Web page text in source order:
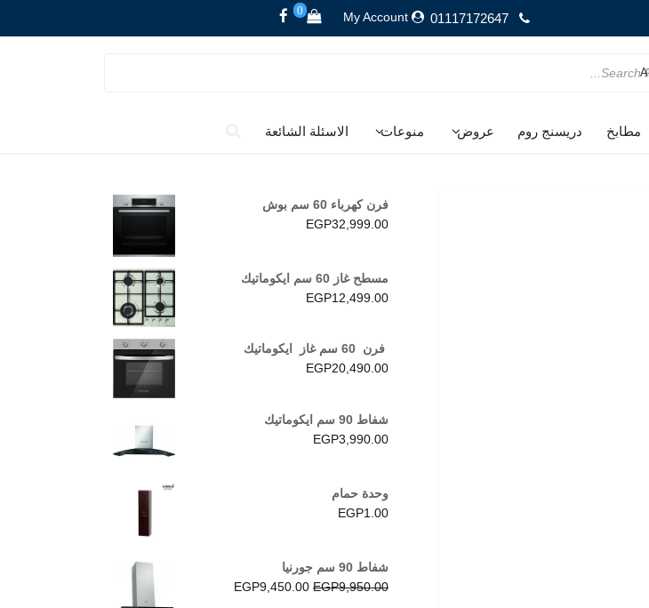
01117172647
My Account
0
مطابخ دريسنج روم عروض منوعات الاسئلة الشائعة
فرن كهرباء 60 سم بوش
EGP32,999.00
مسطح غاز 60 سم ايكوماتيك
EGP12,499.00
فرن 60 سم غاز ايكوماتيك
EGP20,490.00
شفاط 90 سم ايكوماتيك
EGP3,990.00
وحدة حمام
EGP1.00
شفاط 90 سم جورنيا
EGP9,950.00
السعر
EGP9,450.00